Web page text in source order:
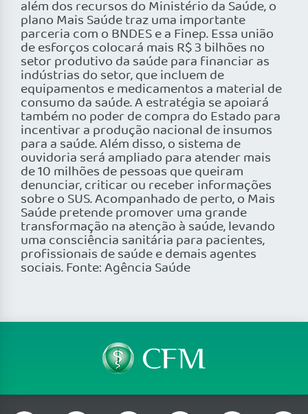
além dos recursos do Ministério da Saúde, o
plano Mais Saúde traz uma importante
parceria com o BNDES e a Finep. Essa união
de esforços colocará mais R$ 3 bilhões no
setor produtivo da saúde para financiar as
indústrias do setor, que incluem de
equipamentos e medicamentos a material de
consumo da saúde. A estratégia se apoiará
também no poder de compra do Estado para
incentivar a produção nacional de insumos
para a saúde. Além disso, o sistema de
ouvidoria será ampliado para atender mais
de 10 milhões de pessoas que queiram
denunciar, criticar ou receber informações
sobre o SUS. Acompanhado de perto, o Mais
Saúde pretende promover uma grande
transformação na atenção à saúde, levando
uma consciência sanitária para pacientes,
profissionais de saúde e demais agentes
sociais. Fonte: Agência Saúde